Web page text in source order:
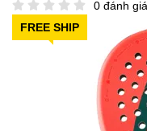
0 đánh giá
FREE SHIP